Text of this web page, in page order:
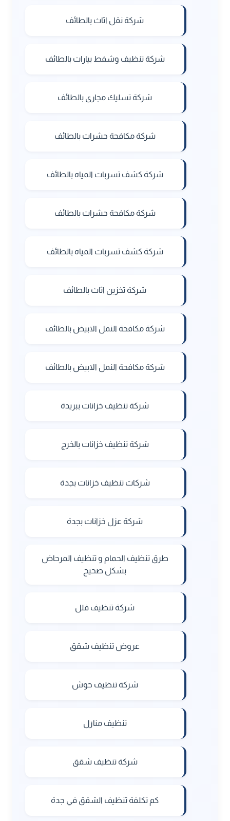
شركة نقل اثاث بالطائف
شركة تنظيف وشفط بيارات بالطائف
شركة تسليك مجارى بالطائف
شركة مكافحة حشرات بالطائف
شركة كشف تسربات المياه بالطائف
شركة مكافحة حشرات بالطائف
شركة كشف تسربات المياه بالطائف
شركة تخزين اثاث بالطائف
شركة مكافحة النمل الابيض بالطائف
شركة مكافحة النمل الابيض بالطائف
شركة تنظيف خزانات ببريدة
شركة تنظيف خزانات بالخرج
شركات تنظيف خزانات بجدة
شركة عزل خزانات بجدة
طرق تنظيف الحمام و تنظيف المرحاض
بشكل صحيح
شركة تنظيف فلل
عروض تنظيف شقق
شركة تنظيف حوش
تنظيف منازل
شركة تنظيف شقق
كم تكلفة تنظيف الشقق في جدة